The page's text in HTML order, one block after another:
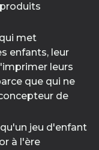
met
enfants, leur
leurs
que qui ne
de
jeu d'enfant
à l'ère